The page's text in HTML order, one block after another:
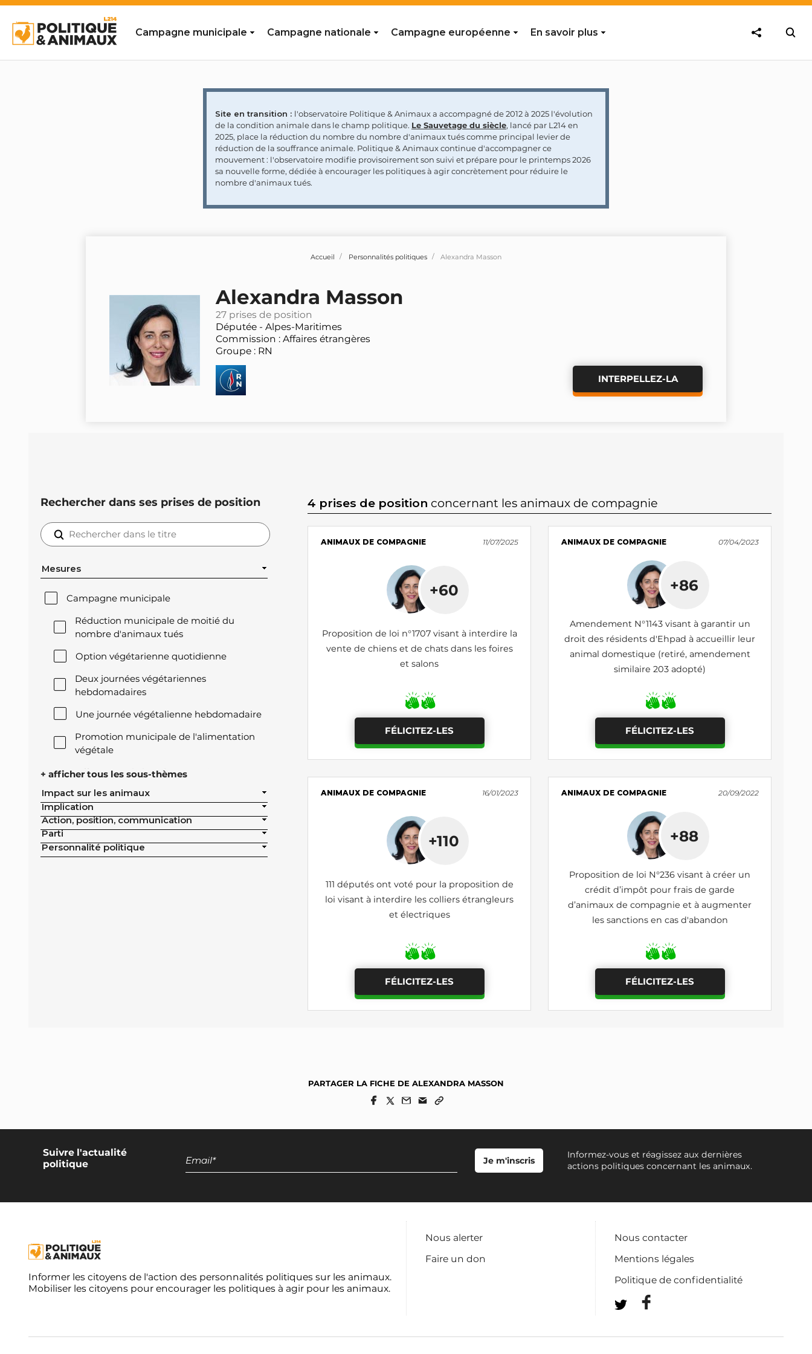
Campagne municipale Campagne nationale Campagne européenne En savoir plus
Site en transition : l'observatoire Politique & Animaux a accompagné de 2012 à 2025 l'évolution
de la condition animale dans le champ politique. Le Sauvetage du siècle, lancé par L214 en
2025, place la réduction du nombre du nombre d'animaux tués comme principal levier de
réduction de la souffrance animale. Politique & Animaux continue d'accompagner ce
mouvement : l'observatoire modifie provisoirement son suivi et prépare pour le printemps 2026
sa nouvelle forme, dédiée à encourager les politiques à agir concrètement pour réduire le
nombre d'animaux tués.
Accueil Personnalités politiques Alexandra Masson
Alexandra Masson
27 prises de position
Députée - Alpes-Maritimes
Commission : Affaires étrangères
Groupe : RN
INTERPELLEZ-LA
Rechercher dans ses prises de position
Mesures
Campagne municipale
Réduction municipale de moitié du
nombre d'animaux tués
Option végétarienne quotidienne
Deux journées végétariennes
hebdomadaires
Une journée végétalienne hebdomadaire
Promotion municipale de l'alimentation
végétale
Offre végétale lors des réceptions
Exclusion de l'élevage intensif des achats
publics de la ville
Exclusion de la pisciculture des achats
publics de la ville
dans la restauration collective
Développement des productions
végétales
promotionnels sur les produits d'origine
pisciculture de la restauration collective
Campagne européenne
Réduction de moitié du nombre
+ afficher tous les sous-thèmes
Impact sur les animaux
Implication
Action, position, communication
Parti
Personnalité politique
4 prises de position concernant les animaux de compagnie
ANIMAUX DE COMPAGNIE 11/07/2025
+60
Proposition de loi n°1707 visant à interdire la
vente de chiens et de chats dans les foires
et salons
FÉLICITEZ-LES
ANIMAUX DE COMPAGNIE 07/04/2023
+86
Amendement N°1143 visant à garantir un
droit des résidents d'Ehpad à accueillir leur
animal domestique (retiré, amendement
similaire 203 adopté)
FÉLICITEZ-LES
ANIMAUX DE COMPAGNIE 16/01/2023
+110
111 députés ont voté pour la proposition de
loi visant à interdire les colliers étrangleurs
et électriques
FÉLICITEZ-LES
ANIMAUX DE COMPAGNIE 20/09/2022
+88
Proposition de loi N°236 visant à créer un
crédit d’impôt pour frais de garde
d’animaux de compagnie et à augmenter
les sanctions en cas d'abandon
FÉLICITEZ-LES
PARTAGER LA FICHE DE ALEXANDRA MASSON
Suivre l'actualité
politique
Informez-vous et réagissez aux dernières
actions politiques concernant les animaux.
Informer les citoyens de l'action des personnalités politiques sur les animaux.
Mobiliser les citoyens pour encourager les politiques à agir pour les animaux.
Nous alerter
Faire un don
Nous contacter
Mentions légales
Politique de confidentialité